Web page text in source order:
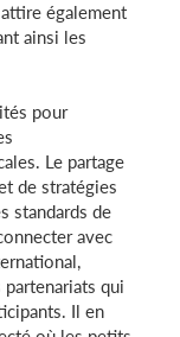
également
ainsi les
pour
Le partage
de stratégies
standards de
avec
partenariats qui
Il en